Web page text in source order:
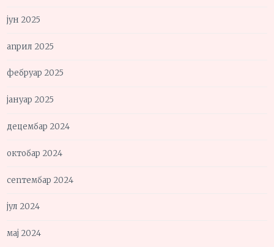
јун 2025
април 2025
фебруар 2025
јануар 2025
децембар 2024
октобар 2024
септембар 2024
јул 2024
мај 2024